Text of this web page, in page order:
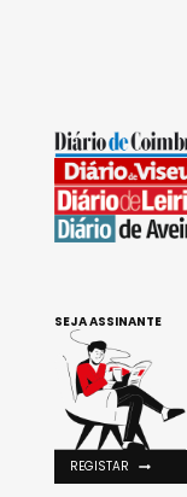
SEJA ASSINANTE
REGISTAR